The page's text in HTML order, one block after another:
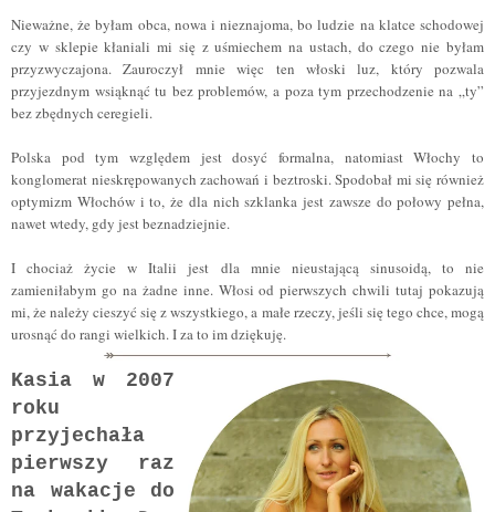
Nieważne, że byłam obca, nowa i nieznajoma, bo ludzie na klatce schodowej
czy w sklepie kłaniali mi się z uśmiechem na ustach, do czego nie byłam
przyzwyczajona. Zauroczył mnie więc ten włoski luz, który pozwala
przyjezdnym wsiąknąć tu bez problemów, a poza tym przechodzenie na „ty”
bez zbędnych ceregieli.
Polska pod tym względem jest dosyć formalna, natomiast Włochy to
konglomerat nieskrępowanych zachowań i beztroski. Spodobał mi się również
optymizm Włochów i to, że dla nich szklanka jest zawsze do połowy pełna,
nawet wtedy, gdy jest beznadziejnie.
I chociaż życie w Italii jest dla mnie nieustającą sinusoidą, to nie
zamieniłabym go na żadne inne. Włosi od pierwszych chwili tutaj pokazują
mi, że należy cieszyć się z wszystkiego, a małe rzeczy, jeśli się tego chce, mogą
urosnąć do rangi wielkich. I za to im dziękuję.
Kasia w 2007
roku
przyjechała
pierwszy raz
na wakacje do